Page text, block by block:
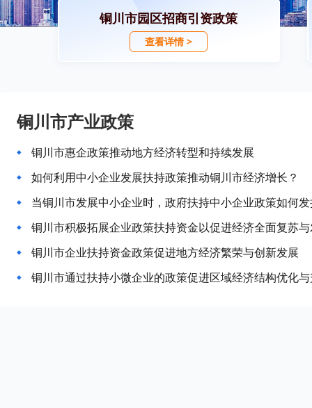
铜川市园区招商引资政策
查看详情 >
铜川市产业政策
铜川市惠企政策推动地方经济转型和持续发展
如何利用中小企业发展扶持政策推动铜川市经济增长？
当铜川市发展中小企业时，政府扶持中小企业政策如何
铜川市积极拓展企业政策扶持资金以促进经济全面复苏
铜川市企业扶持资金政策促进地方经济繁荣与创新发展
铜川市通过扶持小微企业的政策促进区域经济结构优化